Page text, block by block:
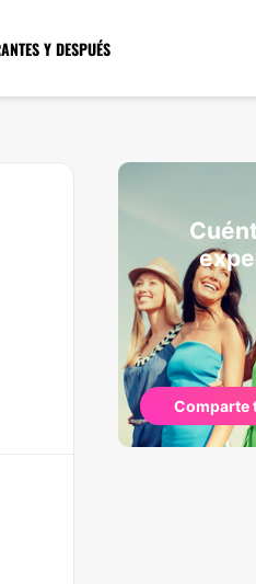
ANTES Y DESPUÉS
Comparte